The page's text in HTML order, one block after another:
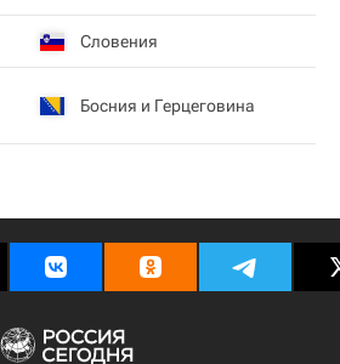
Словения
Босния и Герцеговина